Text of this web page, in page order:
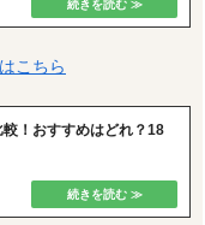
こちら
！おすすめはどれ？18